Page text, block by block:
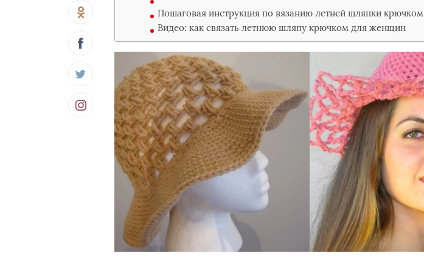
Пошаговая инструкция по вязанию летней шляпки крючком
Видео: как связать летнюю шляпу крючком для женщин